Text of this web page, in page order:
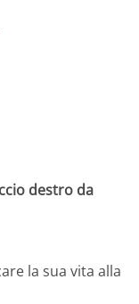
destro da
la sua vita alla